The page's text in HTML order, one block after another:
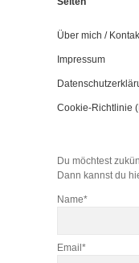
Über mich /
Impressum
Cookie-Richtlinie
Du möchtest
Dann kannst du
Name*
Email*